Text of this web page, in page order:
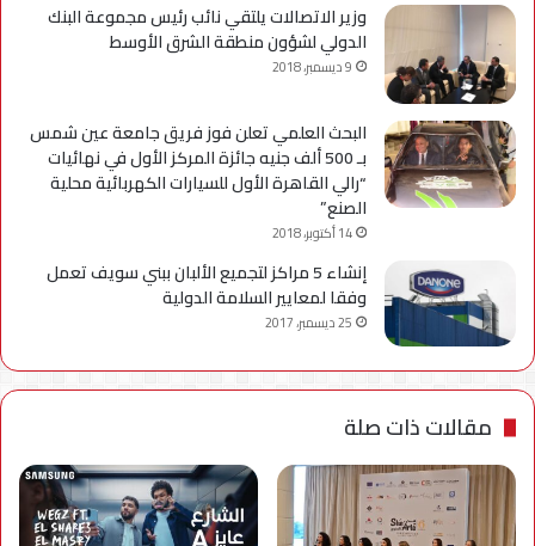
وزير الاتصالات يلتقي نائب رئيس مجموعة البنك
الدولي لشؤون منطقة الشرق الأوسط
9 ديسمبر، 2018
البحث العلمي تعلن فوز فريق جامعة عين شمس
بـ 500 ألف جنيه جائزة المركز الأول في نهائيات
“رالي القاهرة الأول للسيارات الكهربائية محلية
الصنع”
14 أكتوبر، 2018
إنشاء 5 مراكز لتجميع الألبان ببني سويف تعمل
وفقا لمعايير السلامة الدولية
25 ديسمبر، 2017
مقالات ذات صلة